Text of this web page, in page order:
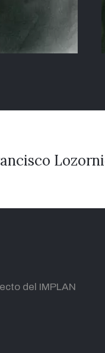
del IMPLAN